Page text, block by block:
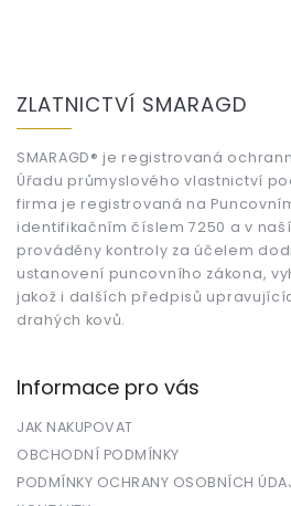
ZLATNICTVÍ SMARAGD
SMARAGD® je registrovaná
Úřadu průmyslového vlastnictví
firma je registrovaná na
identifikačním číslem 7250 a v
prováděny kontroly za účelem
ustanovení puncovního zákona,
jakož i dalších předpisů
drahých kovů.
Informace pro vás
JAK NAKUPOVAT
OBCHODNÍ PODMÍNKY
PODMÍNKY OCHRANY OSOBNÍCH